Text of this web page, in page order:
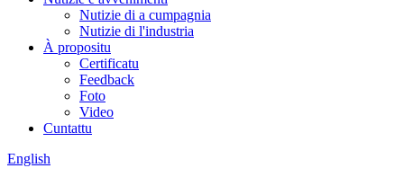
Nutizie di a cumpagnia
Nutizie di l'industria
À propositu
Certificatu
Feedback
Foto
Video
Cuntattu
English